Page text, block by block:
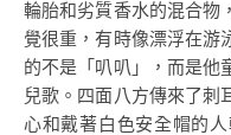
輪胎和劣質香水的混合物
覺很重，有時像漂浮在游
的不是「叭叭」，而是他
兒歌。四面八方傳來了刺
心和戴著白色安全帽的